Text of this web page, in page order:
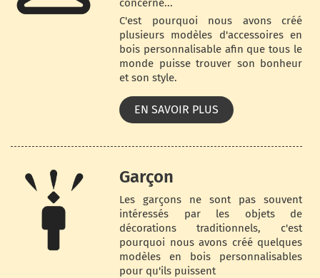
concerne...
C'est pourquoi nous avons créé
plusieurs modèles d'accessoires en
bois personnalisable afin que tous le
monde puisse trouver son bonheur
et son style.
EN SAVOIR PLUS
Garçon
Les garçons ne sont pas souvent
intéressés par les objets de
décorations traditionnels, c'est
pourquoi nous avons créé quelques
modèles en bois personnalisables
pour qu'ils puissent